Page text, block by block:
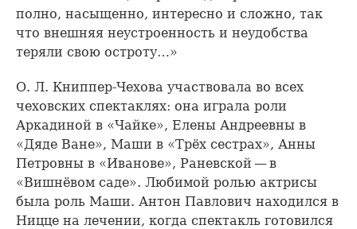
полно, насыщенно, интересно и сложно, так
что внешняя неустроенность и неудобства
теряли свою остроту…»
О. Л. Книппер-Чехова участвовала во всех
чеховских спектаклях: она играла роли
Аркадиной в «Чайке», Елены Андреевны в
«Дяде Ване», Маши в «Трёх сестрах», Анны
Петровны в «Иванове», Раневской — в
«Вишнёвом саде». Любимой ролью актрисы
была роль Маши. Антон Павлович находился в
Ницце на лечении, когда спектакль готовился